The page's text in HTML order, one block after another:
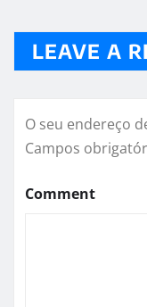
LEAVE A
O seu endereço
Campos
Comment